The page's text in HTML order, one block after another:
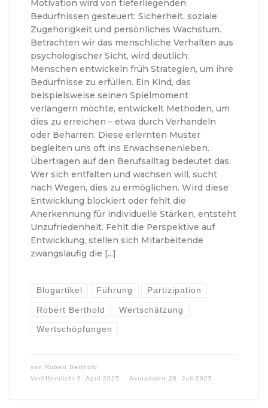
Motivation wird von tieferliegenden
Bedürfnissen gesteuert: Sicherheit, soziale
Zugehörigkeit und persönliches Wachstum.
Betrachten wir das menschliche Verhalten aus
psychologischer Sicht, wird deutlich:
Menschen entwickeln früh Strategien, um ihre
Bedürfnisse zu erfüllen. Ein Kind, das
beispielsweise seinen Spielmoment
verlängern möchte, entwickelt Methoden, um
dies zu erreichen – etwa durch Verhandeln
oder Beharren. Diese erlernten Muster
begleiten uns oft ins Erwachsenenleben.
Übertragen auf den Berufsalltag bedeutet das:
Wer sich entfalten und wachsen will, sucht
nach Wegen, dies zu ermöglichen. Wird diese
Entwicklung blockiert oder fehlt die
Anerkennung für individuelle Stärken, entsteht
Unzufriedenheit. Fehlt die Perspektive auf
Entwicklung, stellen sich Mitarbeitende
zwangsläufig die […]
Blogartikel Führung Partizipation
Robert Berthold Wertschätzung
Wertschöpfungen
von
Robert Berthold
Veröffentlicht 9. April 2025 Aktualisiert 28. Juli 2025